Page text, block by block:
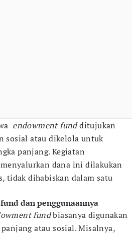
endowment fundditujukan
sosial atau dikelola untuk
panjang. Kegiatan
dana ini dilakukan
tidak dihabiskan dalam satu
dan penggunaannya
fundbiasanya digunakan
atau sosial. Misalnya,